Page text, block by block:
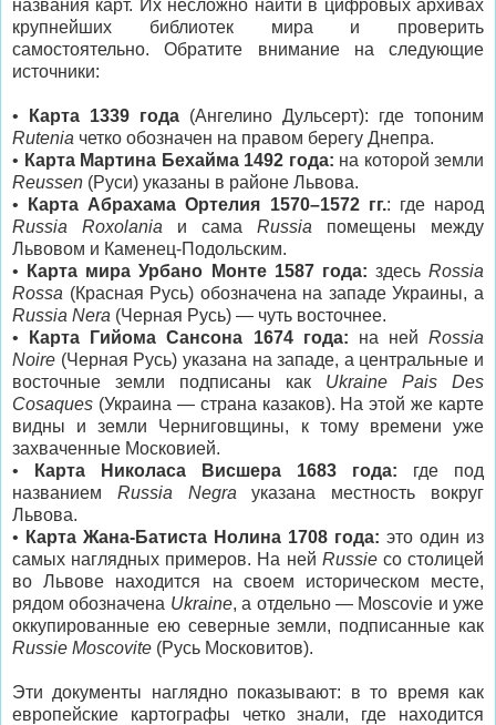
названия карт. Их несложно найти в цифровых архивах
крупнейших библиотек мира и проверить
самостоятельно. Обратите внимание на следующие
источники:
• Карта 1339 года (Ангелино Дульсерт): где топоним
Rutenia четко обозначен на правом берегу Днепра.
• Карта Мартина Бехайма 1492 года: на которой земли
Reussen (Руси) указаны в районе Львова.
•
Карта Абрахама Ортелия 1570–1572 гг.: где народ
Russia Roxolania и сама Russia помещены между
Львовом и Каменец-Подольским.
•
Карта мира Урбано Монте 1587 года: здесь Rossia
Rossa (Красная Русь) обозначена на западе Украины, а
Russia Nera (Черная Русь) — чуть восточнее.
•
Карта Гийома Сансона 1674 года: на ней Rossia
Noire (Черная Русь) указана на западе, а центральные и
восточные земли подписаны как Ukraine Pais Des
Cosaques (Украина — страна казаков). На этой же карте
видны и земли Черниговщины, к тому времени уже
захваченные Московией.
•
Карта Николаса Висшера 1683 года: где под
названием Russia Negra указана местность вокруг
Львова.
• Карта Жана-Батиста Нолина 1708 года: это один из
самых наглядных примеров. На ней Russieсо столицей
во Львове находится на своем историческом месте,
рядом обозначена Ukraine, а отдельно — Moscovie и уже
оккупированные ею северные земли, подписанные как
Russie Moscovite (Русь Московитов).
Эти документы наглядно показывают: в то время как
европейские картографы четко знали, где находится